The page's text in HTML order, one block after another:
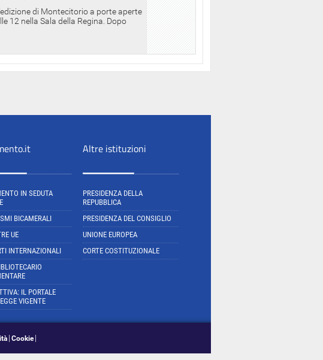
di Montecitorio a porte aperte
12 nella Sala della Regina. Dopo
IN SEDUTA
BICAMERALI
UE
INTERNAZIONALI
IL PORTALE
VIGENTE
Altre istituzioni
PRESIDENZA DELLA
REPUBBLICA
PRESIDENZA DEL CONSIGLIO
UNIONE EUROPEA
CORTE COSTITUZIONALE
Cookie